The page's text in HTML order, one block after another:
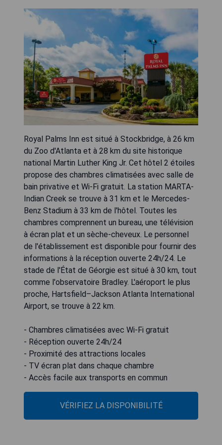
Royal Palms Inn est situé à Stockbridge, à 26 km
du Zoo d'Atlanta et à 28 km du site historique
national Martin Luther King Jr. Cet hôtel 2 étoiles
propose des chambres climatisées avec salle de
bain privative et Wi-Fi gratuit. La station MARTA-
Indian Creek se trouve à 31 km et le Mercedes-
Benz Stadium à 33 km de l'hôtel. Toutes les
chambres comprennent un bureau, une télévision
à écran plat et un sèche-cheveux. Le personnel
de l'établissement est disponible pour fournir des
informations à la réception ouverte 24h/24. Le
stade de l'État de Géorgie est situé à 30 km, tout
comme l'observatoire Bradley. L'aéroport le plus
proche, Hartsfield–Jackson Atlanta International
Airport, se trouve à 22 km.
- Chambres climatisées avec Wi-Fi gratuit
- Réception ouverte 24h/24
- Proximité des attractions locales
- TV écran plat dans chaque chambre
- Accès facile aux transports en commun
VÉRIFIEZ LA DISPONIBILITÉ